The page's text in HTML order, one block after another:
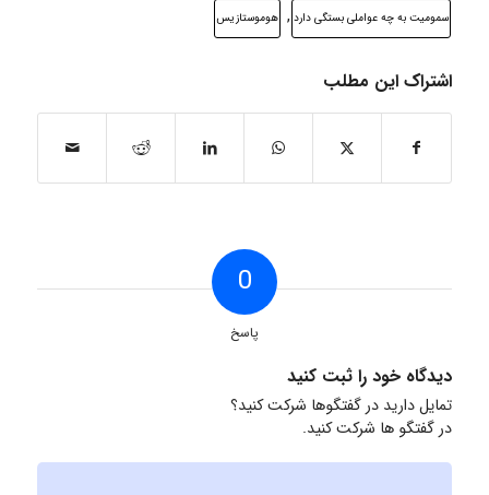
سمومیت به چه عواملی بستگی دارد , هوموستازیس
اشتراک این مطلب
0
پاسخ
دیدگاه خود را ثبت کنید
تمایل دارید در گفتگوها شرکت کنید؟
در گفتگو ها شرکت کنید.